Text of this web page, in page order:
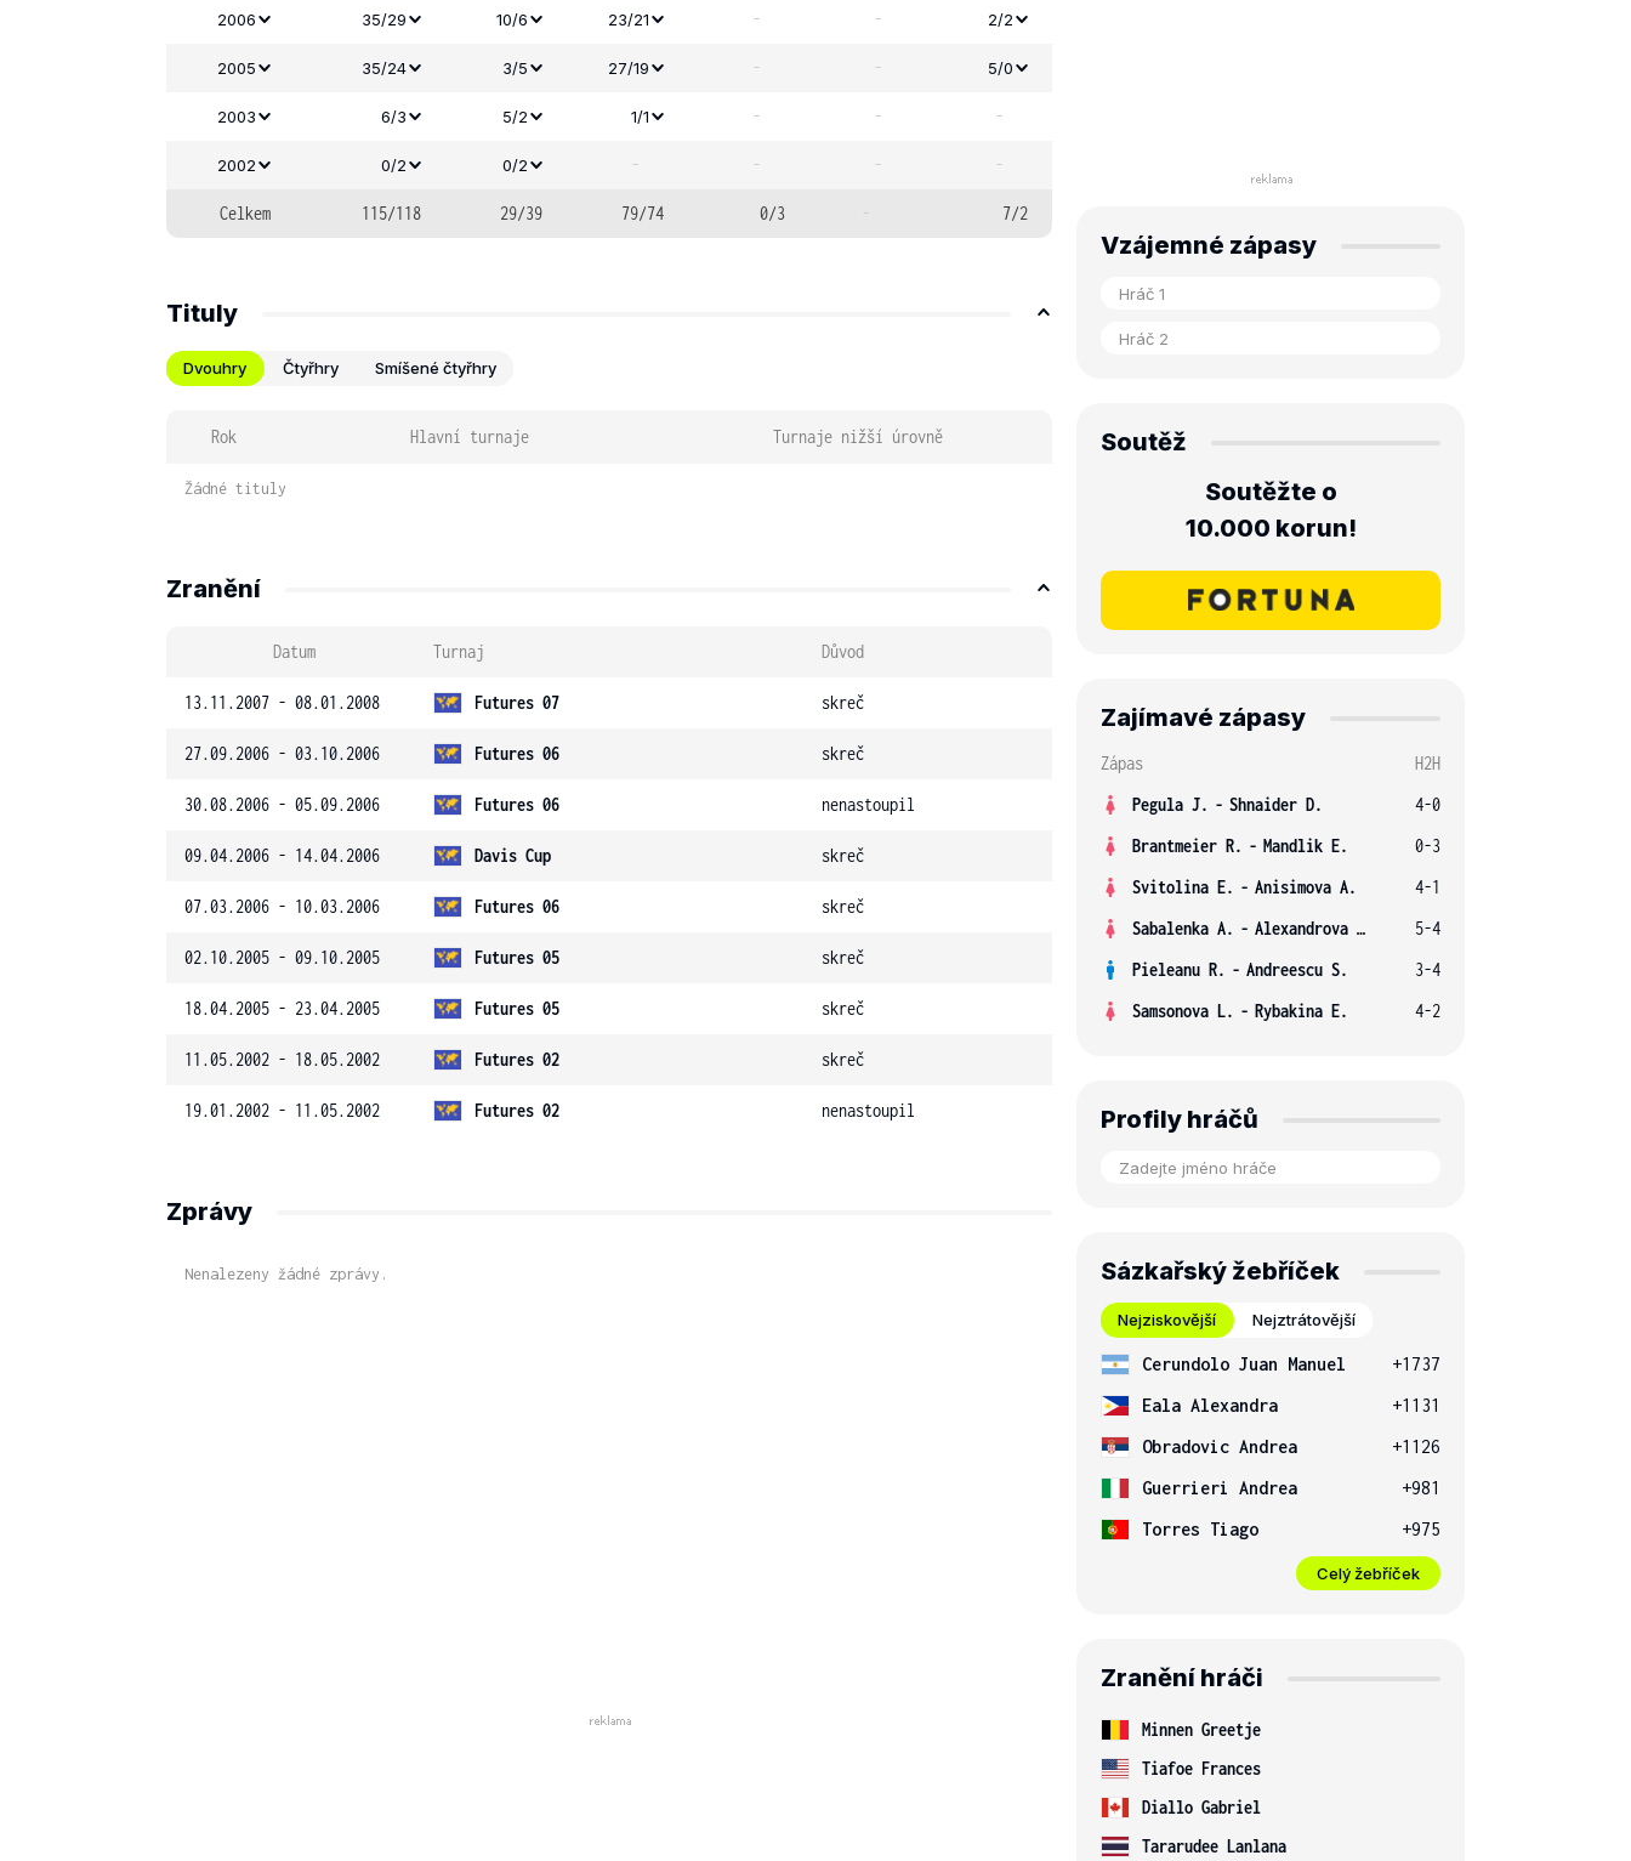
2006 35/29 10/6 23/21 - - 2/2
2005 35/24 3/5 27/19 - - 5/0
2003 6/3 5/2 1/1 - - -
2002 0/2 0/2 - - - -
Celkem 115/118 29/39 79/74 0/3 - 7/2
Tituly
Dvouhry Čtyřhry Smíšené čtyřhry
Rok Hlavní turnaje Turnaje nižší úrovně
Žádné tituly
Zranění
Datum Turnaj Důvod
13.11.2007 - 08.01.2008 Futures 07 skreč
27.09.2006 - 03.10.2006 Futures 06 skreč
30.08.2006 - 05.09.2006 Futures 06 nenastoupil
09.04.2006 - 14.04.2006 Davis Cup skreč
07.03.2006 - 10.03.2006 Futures 06 skreč
02.10.2005 - 09.10.2005 Futures 05 skreč
18.04.2005 - 23.04.2005 Futures 05 skreč
11.05.2002 - 18.05.2002 Futures 02 skreč
19.01.2002 - 11.05.2002 Futures 02 nenastoupil
Zprávy
Nenalezeny žádné zprávy.
Vzájemné zápasy
Soutěž
Soutěžte o
10.000 korun!
Zajímavé zápasy
Zápas
H2H
Pegula J. - Shnaider D.
4-0
Brantmeier R. - Mandlik E.
0-3
Svitolina E. - Anisimova A.
4-1
Sabalenka A. - Alexandrova E.
5-4
Pieleanu R. - Andreescu S.
3-4
Samsonova L. - Rybakina E. 4-2
Profily hráčů
Sázkařský žebříček
Nejziskovější Nejztrátovější
Cerundolo Juan Manuel
+1737
Eala Alexandra
+1131
Obradovic Andrea
+1126
Guerrieri Andrea
+981
Torres Tiago
+975
Celý žebříček
Zranění hráči
Minnen Greetje
Tiafoe Frances
Diallo Gabriel
Tararudee Lanlana